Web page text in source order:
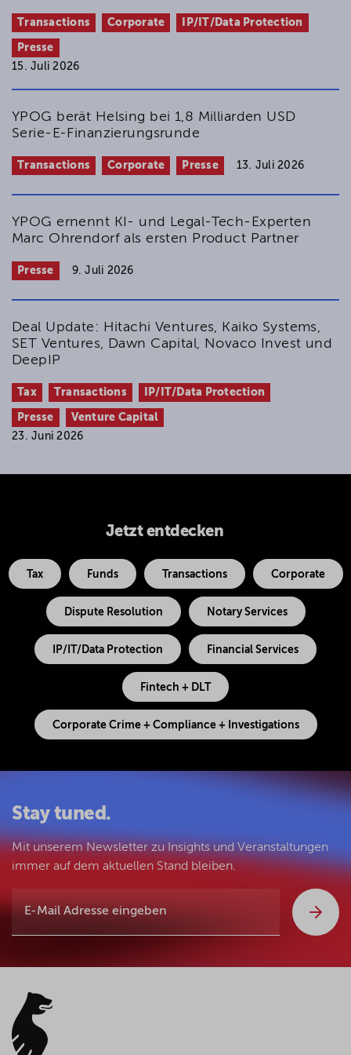
Firmenrechtliche Zulässigkeit des
Firmenbestandteils "gGmbH"
Transactions Corporate IP/IT/Data Protection
Presse
15. Juli 2026
YPOG berät Helsing bei 1,8 Milliarden USD
Serie-E-Finanzierungsrunde
Transactions Corporate Presse 13. Juli 2026
YPOG ernennt KI- und Legal-Tech-Experten
Marc Ohrendorf als ersten Product Partner
Presse 9. Juli 2026
Deal Update: Hitachi Ventures, Kaiko Systems,
SET Ventures, Dawn Capital, Novaco Invest und
DeepIP
Tax Transactions IP/IT/Data Protection
Presse
Venture Capital
23. Juni 2026
Jetzt entdecken
Tax Funds Transactions Corporate
Dispute Resolution Notary Services
IP/IT/Data Protection Financial Services
Fintech + DLT
Corporate Crime + Compliance + Investigations
Stay tuned.
Mit unserem Newsletter zu Insights und Veranstaltungen
immer auf dem aktuellen Stand bleiben.